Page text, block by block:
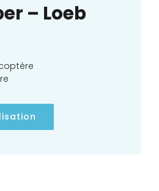
– Loeb